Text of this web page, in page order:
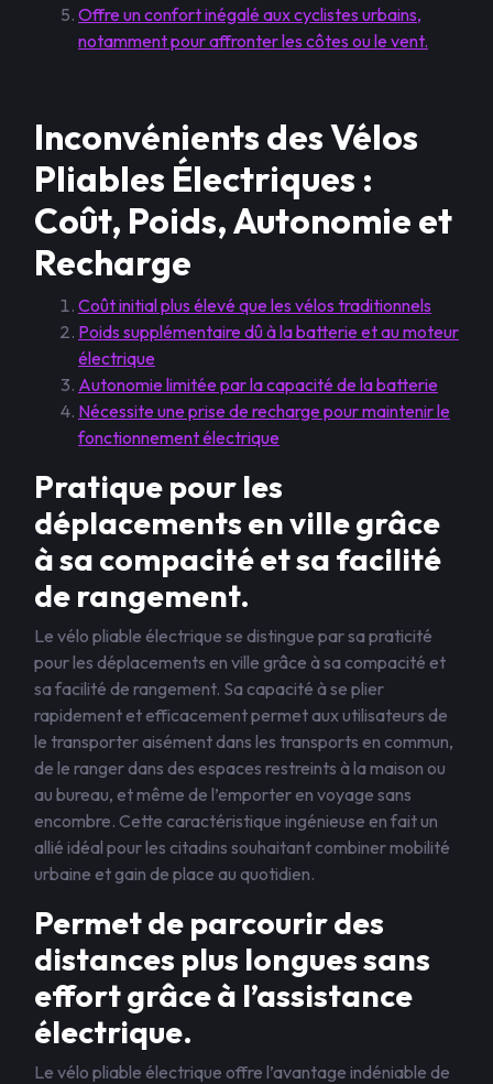
Offre un confort inégalé aux cyclistes urbains,
notamment pour affronter les côtes ou le vent.
Inconvénients des Vélos
Pliables Électriques :
Coût, Poids, Autonomie et
Recharge
Coût initial plus élevé que les vélos traditionnels
Poids supplémentaire dû à la batterie et au moteur
électrique
Autonomie limitée par la capacité de la batterie
Nécessite une prise de recharge pour maintenir le
fonctionnement électrique
Pratique pour les
déplacements en ville grâce
à sa compacité et sa facilité
de rangement.
Le vélo pliable électrique se distingue par sa praticité
pour les déplacements en ville grâce à sa compacité et
sa facilité de rangement. Sa capacité à se plier
rapidement et efficacement permet aux utilisateurs de
le transporter aisément dans les transports en commun,
de le ranger dans des espaces restreints à la maison ou
au bureau, et même de l’emporter en voyage sans
encombre. Cette caractéristique ingénieuse en fait un
allié idéal pour les citadins souhaitant combiner mobilité
urbaine et gain de place au quotidien.
Permet de parcourir des
distances plus longues sans
effort grâce à l’assistance
électrique.
Le vélo pliable électrique offre l’avantage indéniable de